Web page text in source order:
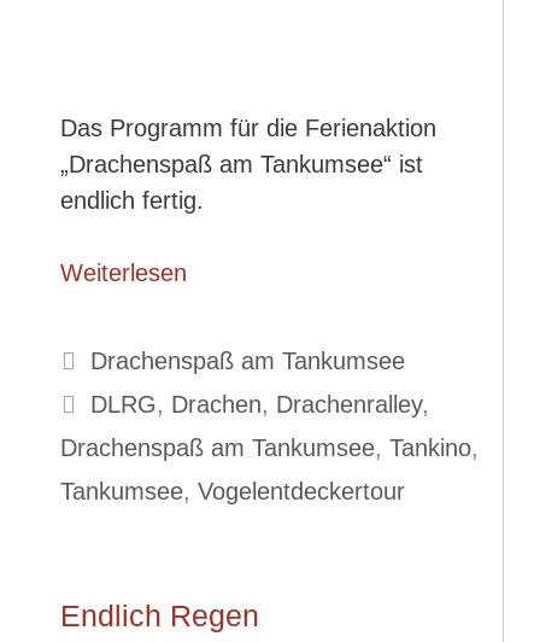
Das Programm für die Ferienaktion
„Drachenspaß am Tankumsee“ ist
endlich fertig.
Weiterlesen
Kategorien
Drachenspaß am Tankumsee
Schlagwörter
DLRG, Drachen, Drachenralley,
Drachenspaß am Tankumsee, Tankino,
Tankumsee, Vogelentdeckertour
Endlich Regen